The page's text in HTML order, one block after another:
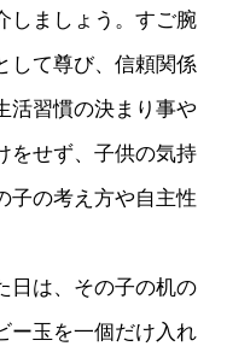
しましょう。すご腕
して尊び、信頼関係
活習慣の決まり事や
をせず、子供の気持
子の考え方や自主性
日は、その子の机の
ー玉を一個だけ入れ